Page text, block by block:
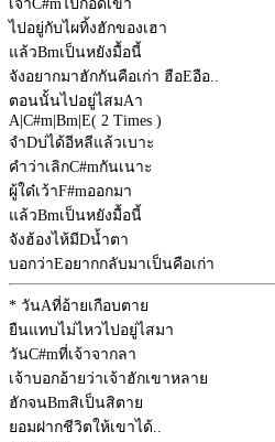
เจ้าC#mไปกอดเขา
ไปอยู่กับไผทิ้งฮักของเฮา
แล้วBmเป็นหยังมื้อนี้
จังอยากมาฮักกันคือเก่า ฮือEอือ..
ตอนนั้นไปอยู่ไสมAา
A C#m Bm E( 2 Times )
จำDบ่ได้อีหลีแล้วเบาะ
คำว่าเลิกC#mกันเนาะ
ผู้ใด๋เว้าF#mออกมา
แล้วBmเป็นหยังมื้อนี้
จังฮ้องไห้มีDน้ำตา
บอกว่าEอยากกลับมาเป็นคือเก่า
* วันAที่อ้ายเกือบตาย
ยืนแทบไม่ไหวไปอยู่ไสมา
วันC#mที่เจ้าจากลา
เจ้าบอกอ้ายว่าเจ้าฮักเขาหลาย
ฮักจนBmสิเป็นสิตาย
ยอมฝากชีวิตให้เขาได้..